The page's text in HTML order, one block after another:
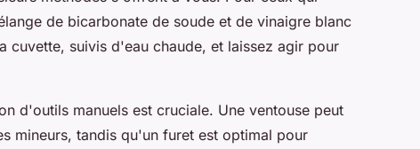
de bicarbonate de soude et de vinaigre blanc
cuvette, suivis d'eau chaude, et laissez agir pour
d'outils manuels est cruciale. Une ventouse peut
mineurs, tandis qu'un furet est optimal pour